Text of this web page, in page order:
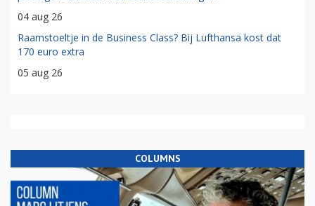
04 aug 26
Raamstoeltje in de Business Class? Bij Lufthansa kost dat
170 euro extra
05 aug 26
COLUMNS